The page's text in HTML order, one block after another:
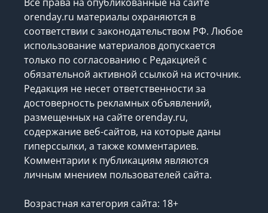
orenday.ru материалы охраняются в
соответствии с законодательством РФ. Любое
использование материалов допускается
только по согласованию с Редакцией с
обязательной активной ссылкой на источник.
Редакция не несет ответственности за
достоверность рекламных объявлений,
размещенных на сайте orenday.ru,
содержание веб-сайтов, на которые даны
гиперссылки, а также комментариев.
Комментарии к публикациям являются
личным мнением пользователей сайта.
Возрастная категория сайта: 18+